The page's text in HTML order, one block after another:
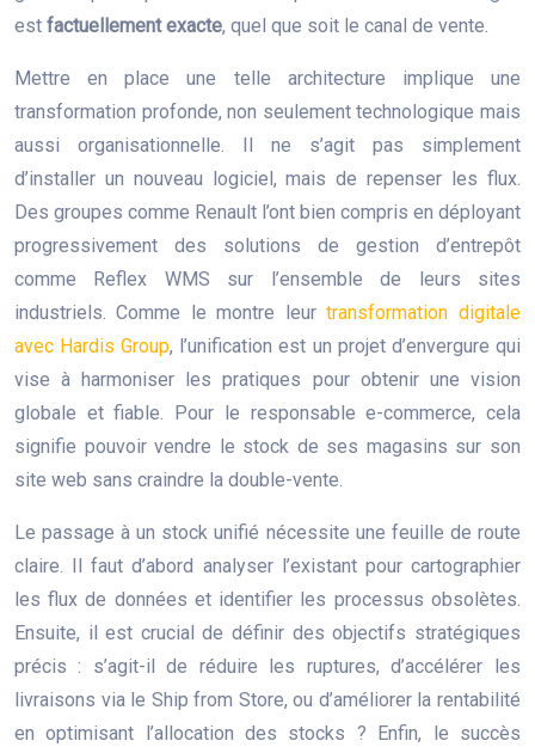
est factuellement exacte, quel que soit le canal de vente.
Mettre en place une telle architecture implique une
transformation profonde, non seulement technologique mais
aussi organisationnelle. Il ne s’agit pas simplement
d’installer un nouveau logiciel, mais de repenser les flux.
Des groupes comme Renault l’ont bien compris en déployant
progressivement des solutions de gestion d’entrepôt
comme Reflex WMS sur l’ensemble de leurs sites
industriels. Comme le montre leurtransformation digitale
avec Hardis Group, l’unification est un projet d’envergure qui
vise à harmoniser les pratiques pour obtenir une vision
globale et fiable. Pour le responsable e-commerce, cela
signifie pouvoir vendre le stock de ses magasins sur son
site web sans craindre la double-vente.
Le passage à un stock unifié nécessite une feuille de route
claire. Il faut d’abord analyser l’existant pour cartographier
les flux de données et identifier les processus obsolètes.
Ensuite, il est crucial de définir des objectifs stratégiques
précis : s’agit-il de réduire les ruptures, d’accélérer les
livraisons via le Ship from Store, ou d’améliorer la rentabilité
en optimisant l’allocation des stocks ? Enfin, le succès